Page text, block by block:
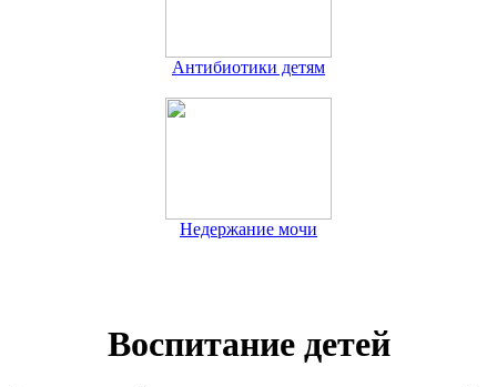
Антибиотики детям
Недержание мочи
Воспитание детей